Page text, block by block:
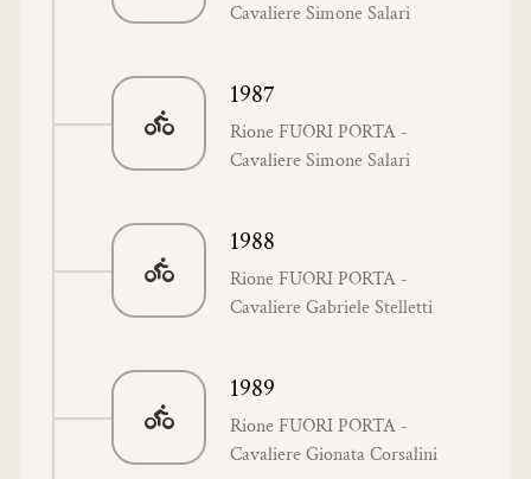
Cavaliere Simone Salari
1987
Rione FUORI PORTA -
Cavaliere Simone Salari
1988
Rione FUORI PORTA -
Cavaliere Gabriele Stelletti
1989
Rione FUORI PORTA -
Cavaliere Gionata Corsalini